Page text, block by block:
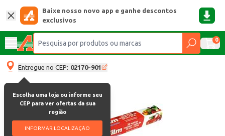
Baixe nosso novo app e ganhe descontos
exclusivos
0
Entregue no CEP: 02170-901
Escolha uma loja ou informe seu
CEP para ver ofertas da sua
região
INFORMAR LOCALIZAÇÃO